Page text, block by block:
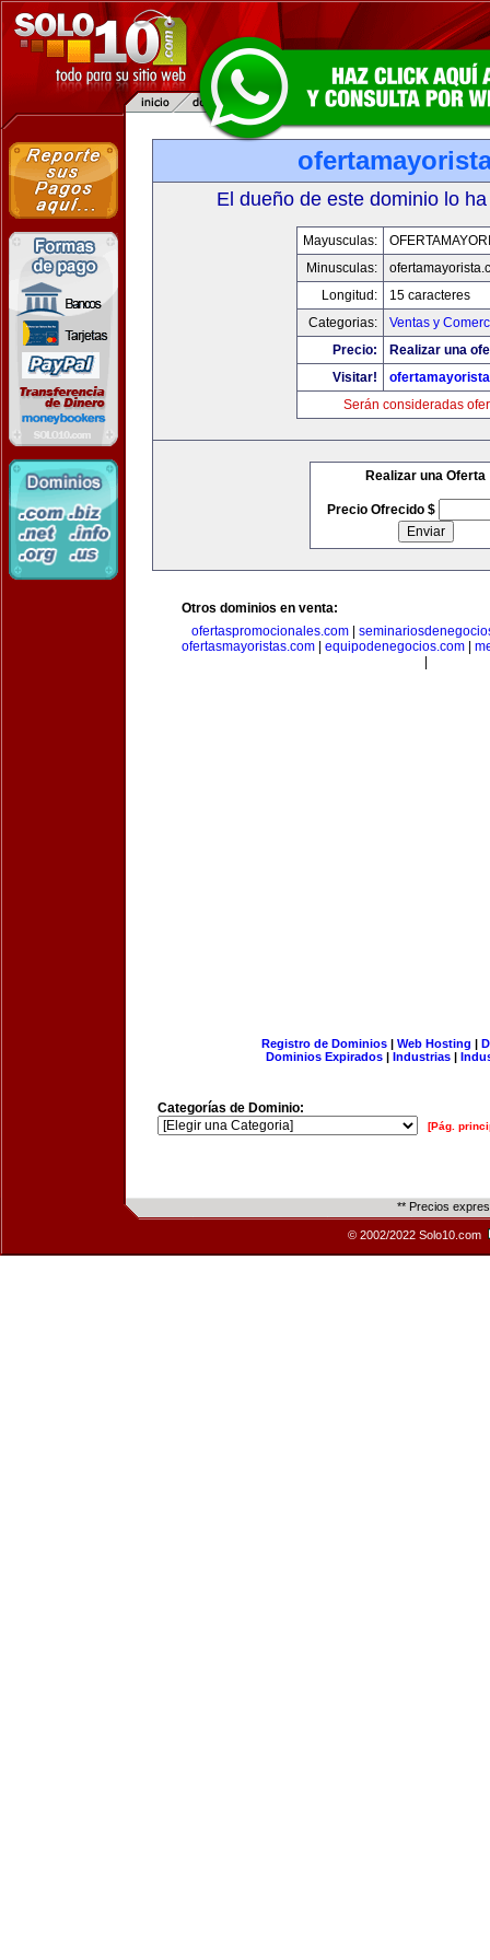
El dueño de este dominio lo
Mayusculas:
Minusculas:
Longitud:
15 caracteres
Categorias:
Ventas y
Precio:
Realizar una
Visitar!
Serán consideradas
Realizar una Oferta
Precio Ofrecido $
Otros dominios en venta:
ofertaspromocionales.com
ofertasmayoristas.com
equipodenegocios.com
Registro de Dominios| Web Hosting |
Dominios Expirados | Industrias |
Categorías de Dominio:
[Pág.
** Precios
© 2002/2022 Solo10.com